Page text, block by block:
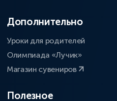
Дополнительно
Уроки для родителей
Олимпиада «Лучик»
Магазин сувениров
Полезное